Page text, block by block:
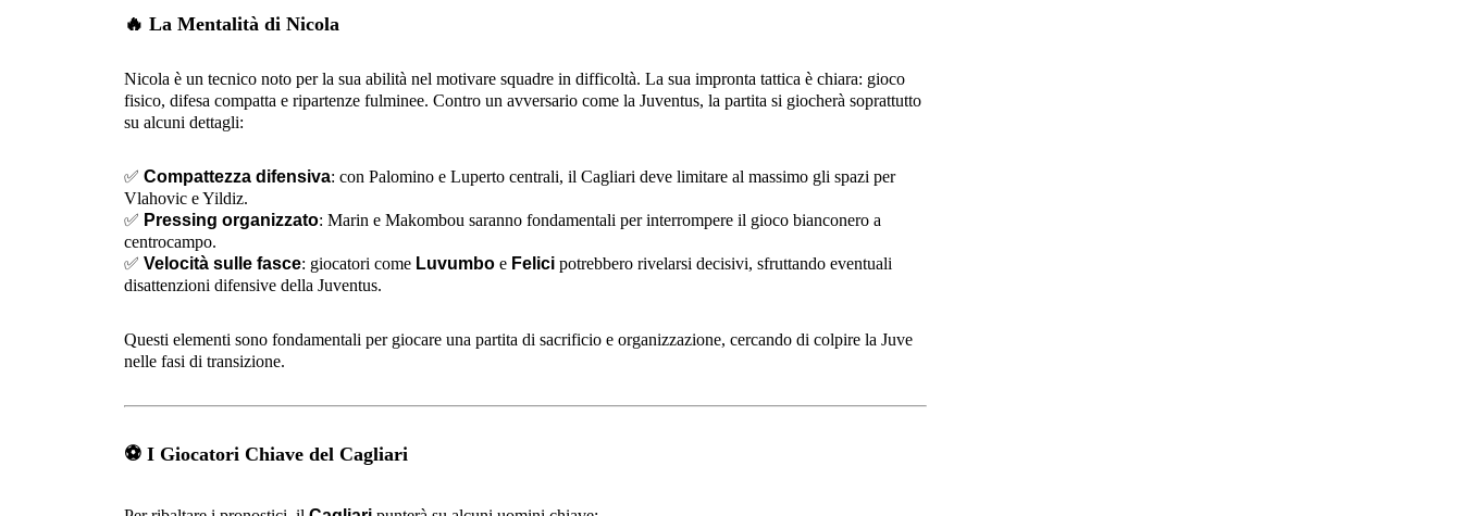
🔥 La Mentalità di Nicola
Nicola è un tecnico noto per la sua abilità nel motivare squadre in difficoltà. La sua impronta tattica è chiara: gioco
fisico, difesa compatta e ripartenze fulminee. Contro un avversario come la Juventus, la partita si giocherà soprattutto
su alcuni dettagli:
✅ Compattezza difensiva: con Palomino e Luperto centrali, il Cagliari deve limitare al massimo gli spazi per
Vlahovic e Yildiz.
✅ Pressing organizzato: Marin e Makombou saranno fondamentali per interrompere il gioco bianconero a
centrocampo.
✅ Velocità sulle fasce: giocatori come Luvumboe Felicipotrebbero rivelarsi decisivi, sfruttando eventuali
disattenzioni difensive della Juventus.
Questi elementi sono fondamentali per giocare una partita di sacrificio e organizzazione, cercando di colpire la Juve
nelle fasi di transizione.
⚽I Giocatori Chiave del Cagliari